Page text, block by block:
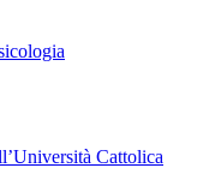
Cattolica